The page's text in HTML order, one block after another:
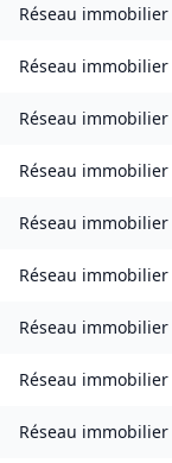
Réseau immobilier
Réseau immobilier
Réseau immobilier
Réseau immobilier
Réseau immobilier
Réseau immobilier
Réseau immobilier
Réseau immobilier
Réseau immobilier